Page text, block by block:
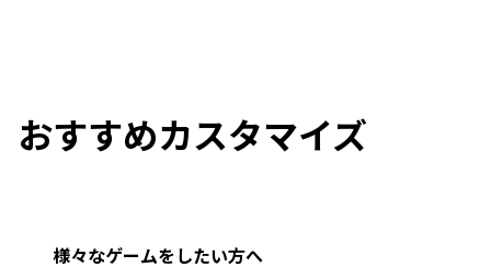
おすすめカスタマイズ
様々なゲームをしたい方へ